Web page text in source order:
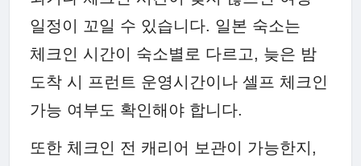
일정이 꼬일 수 있습니다. 일본 숙소는
체크인 시간이 숙소별로 다르고, 늦은 밤
도착 시 프런트 운영시간이나 셀프 체크인
가능 여부도 확인해야 합니다.
또한 체크인 전 캐리어 보관이 가능한지,